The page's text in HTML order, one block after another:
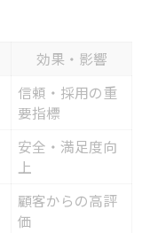
効果・影響
信頼・採用の重
要指標
安全・満足度向
上
顧客からの高評
価